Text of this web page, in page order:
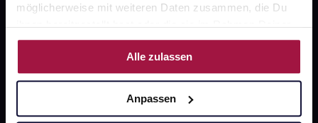
möglicherweise mit weiteren Daten zusammen, die Du
ihnen bereitgestellt hast oder die sie im Rahmen Deiner
Nutzung der Dienste gesammelt haben.
Alle zulassen
Anpassen
gesund.de
Über uns